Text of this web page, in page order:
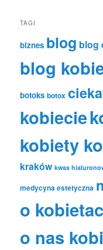
TAGI
biznes blog blog
blog
botoks botox
kobiecie
kobiety
kraków kwas
medycyna estetyczna
o
o nas